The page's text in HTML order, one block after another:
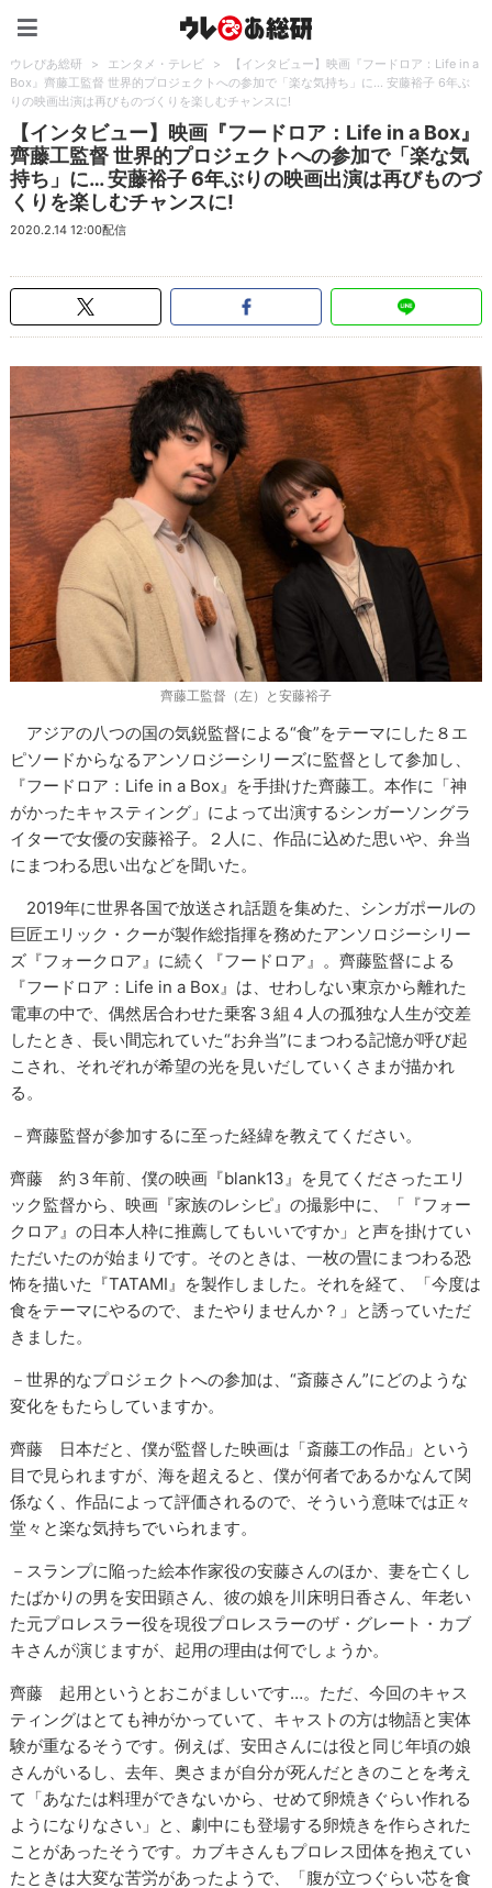
ウレぴあ総研 > エンタメ・テレビ >
【インタビュー】映画『フードロア：Life in a
Box』齊藤工監督 世界的プロジェクトへの参加で「楽な気持ち」に… 安藤裕子 6年ぶ
りの映画出演は再びものづくりを楽しむチャンスに!
【インタビュー】映画『フードロア：Life in a Box』
齊藤工監督 世界的プロジェクトへの参加で「楽な気
持ち」に… 安藤裕子 6年ぶりの映画出演は再びものづ
くりを楽しむチャンスに!
2020.2.14 12:00配信
齊藤工監督（左）と安藤裕子
アジアの八つの国の気鋭監督による“食”をテーマにした８エ
ピソードからなるアンソロジーシリーズに監督として参加し、
『フードロア：Life in a Box』を手掛けた齊藤工。本作に「神
がかったキャスティング」によって出演するシンガーソングラ
イターで女優の安藤裕子。２人に、作品に込めた思いや、弁当
にまつわる思い出などを聞いた。
2019年に世界各国で放送され話題を集めた、シンガポールの
巨匠エリック・クーが製作総指揮を務めたアンソロジーシリー
ズ『フォークロア』に続く『フードロア』。齊藤監督による
『フードロア：Life in a Box』は、せわしない東京から離れた
電車の中で、偶然居合わせた乗客３組４人の孤独な人生が交差
したとき、長い間忘れていた“お弁当”にまつわる記憶が呼び起
こされ、それぞれが希望の光を見いだしていくさまが描かれ
る。
－齊藤監督が参加するに至った経緯を教えてください。
齊藤 約３年前、僕の映画『blank13』を見てくださったエリ
ック監督から、映画『家族のレシピ』の撮影中に、「『フォー
クロア』の日本人枠に推薦してもいいですか」と声を掛けてい
ただいたのが始まりです。そのときは、一枚の畳にまつわる恐
怖を描いた『TATAMI』を製作しました。それを経て、「今度は
食をテーマにやるので、またやりませんか？」と誘っていただ
きました。
－世界的なプロジェクトへの参加は、“斎藤さん”にどのような
変化をもたらしていますか。
齊藤 日本だと、僕が監督した映画は「斎藤工の作品」という
目で見られますが、海を超えると、僕が何者であるかなんて関
係なく、作品によって評価されるので、そういう意味では正々
堂々と楽な気持ちでいられます。
－スランプに陥った絵本作家役の安藤さんのほか、妻を亡くし
たばかりの男を安田顕さん、彼の娘を川床明日香さん、年老い
た元プロレスラー役を現役プロレスラーのザ・グレート・カブ
キさんが演じますが、起用の理由は何でしょうか。
齊藤 起用というとおこがましいです…。ただ、今回のキャス
ティングはとても神がかっていて、キャストの方は物語と実体
験が重なるそうです。例えば、安田さんには役と同じ年頃の娘
さんがいるし、去年、奥さまが自分が死んだときのことを考え
て「あなたは料理ができないから、せめて卵焼きぐらい作れる
ようになりなさい」と、劇中にも登場する卵焼きを作らされた
ことがあったそうです。カブキさんもプロレス団体を抱えてい
たときは大変な苦労があったようで、「腹が立つぐらい芯を食